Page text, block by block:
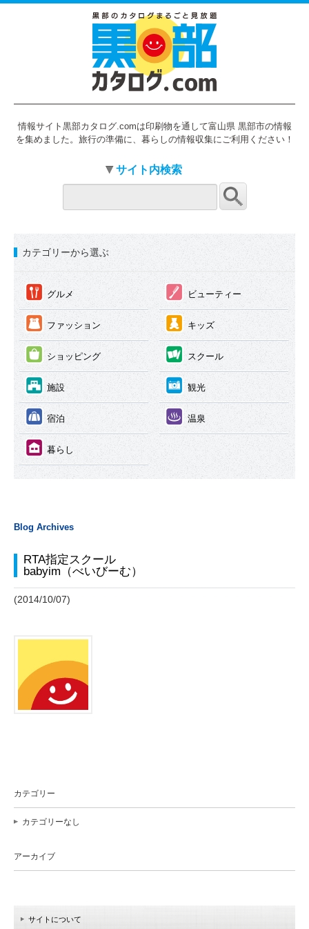
情報サイト黒部カタログ.comは印刷物を通して富山県 黒部市の情報
を集めました。旅行の準備に、暮らしの情報収集にご利用ください！
サイト内検索
カテゴリーから選ぶ
① グルメ ② ビューティー
③ ファッション ④ キッズ
⑤ ショッピング ⑥ スクール
⑦ 施設 ⑧ 観光
⑨ 宿泊 ⑩ 温泉
⑪ 暮らし
Blog Archives
RTA指定スクール
babyim（べいびーむ）
(2014/10/07)
カテゴリー
カテゴリーなし
アーカイブ
サイトについて